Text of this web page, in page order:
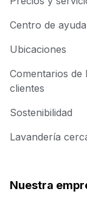
Centro de ayuda
Ubicaciones
Comentarios de
clientes
Sostenibilidad
Lavandería
Nuestra